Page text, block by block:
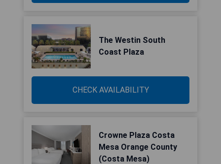
The Westin South
Coast Plaza
CHECK AVAILABILITY
Crowne Plaza Costa
Mesa Orange County
(Costa Mesa)